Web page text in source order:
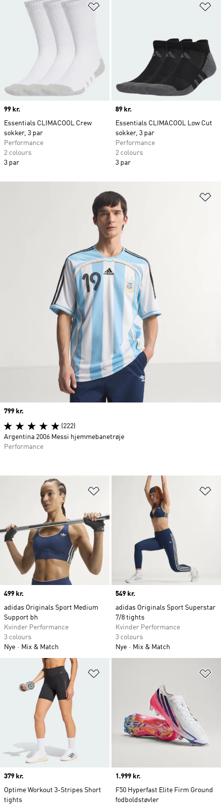
Price
99 kr.
Essentials CLIMACOOL Crew
sokker, 3 par
Performance
2 colours
3 par
Price
89 kr.
Essentials CLIMACOOL Low Cut
sokker, 3 par
Performance
2 colours
3 par
Føj til ønskeliste
Price
499 kr.
adidas Originals Sport Medium
Support bh
Kvinder Performance
3 colours
Nye
Mix & Match
Price
549 kr.
adidas Originals Sport Superstar
7/8 tights
Kvinder Performance
3 colours
Nye
Mix & Match
Price
379 kr.
Optime Workout 3-Stripes Short
tights
Price
1.999 kr.
F50 Hyperfast Elite Firm Ground
fodboldstøvler
Price
799 kr.
(222)
Argentina 2006 Messi hjemmebanetrøje
Performance